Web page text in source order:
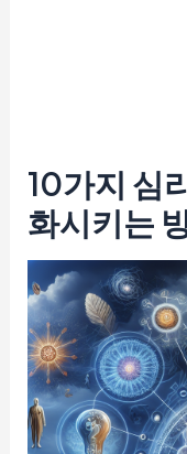
10가지 심
화시키는